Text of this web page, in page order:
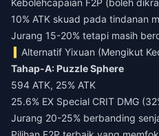
Kebolehcapaian F2P (boleh
10% ATK skuad pada tindanan
Jurang 15-20% tetapi masih
Alternatif Yixuan (Mengikut
Tahap-A: Puzzle Sphere
594 ATK, 25% ATK
25.6% EX Special CRIT DMG
Jurang 20-25% berbanding